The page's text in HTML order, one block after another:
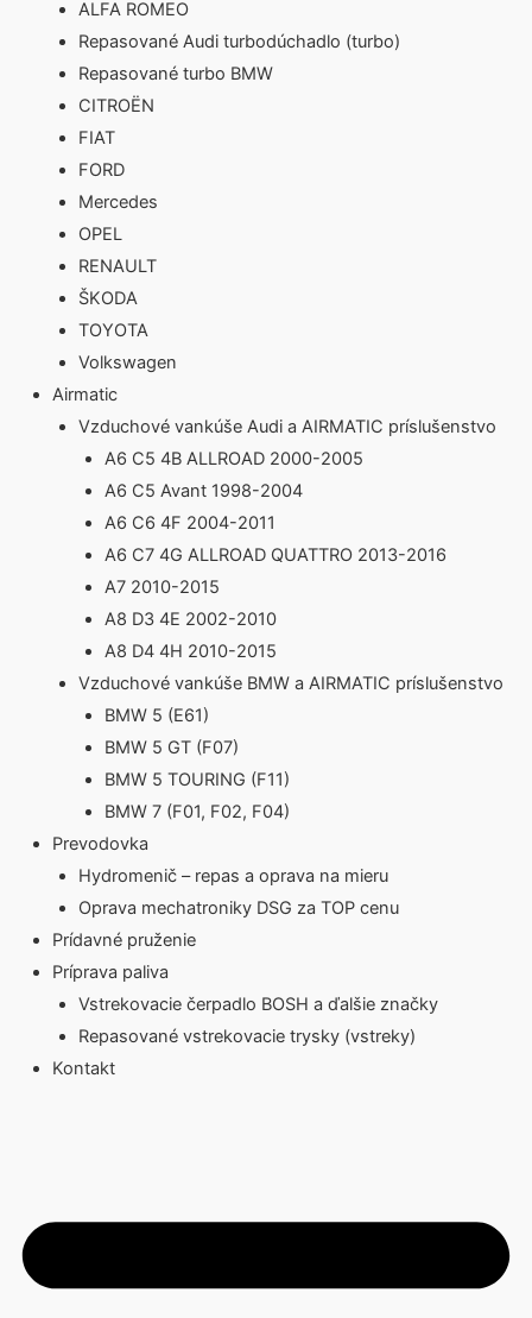
ALFA ROMEO
Repasované Audi turbodúchadlo (turbo)
Repasované turbo BMW
CITROËN
FIAT
FORD
Mercedes
OPEL
RENAULT
ŠKODA
TOYOTA
Volkswagen
Airmatic
Vzduchové vankúše Audi a AIRMATIC príslušenstvo
A6 C5 4B ALLROAD 2000-2005
A6 C5 Avant 1998-2004
A6 C6 4F 2004-2011
A6 C7 4G ALLROAD QUATTRO 2013-2016
A7 2010-2015
A8 D3 4E 2002-2010
A8 D4 4H 2010-2015
Vzduchové vankúše BMW a AIRMATIC príslušenstvo
BMW 5 (E61)
BMW 5 GT (F07)
BMW 5 TOURING (F11)
BMW 7 (F01, F02, F04)
Prevodovka
Hydromenič – repas a oprava na mieru
Oprava mechatroniky DSG za TOP cenu
Prídavné pruženie
Príprava paliva
Vstrekovacie čerpadlo BOSH a ďalšie značky
Repasované vstrekovacie trysky (vstreky)
Kontakt